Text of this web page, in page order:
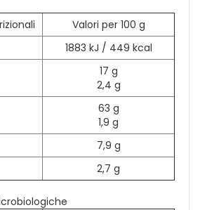
Valori per 100 g
1883 kJ / 449 kcal
17 g
2,4 g
63 g
1,9 g
7,9 g
2,7 g